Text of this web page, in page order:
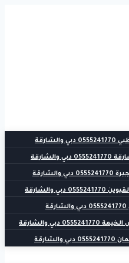
والشارقة
دبي والشارقة